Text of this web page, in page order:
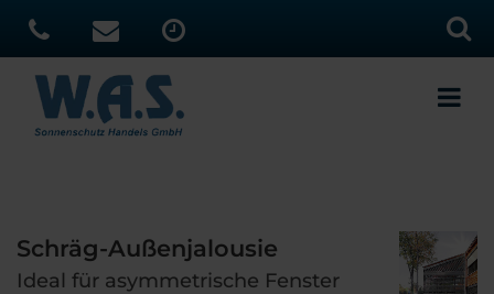
Schräg-Außenjalousie
Ideal für asymmetrische Fenster